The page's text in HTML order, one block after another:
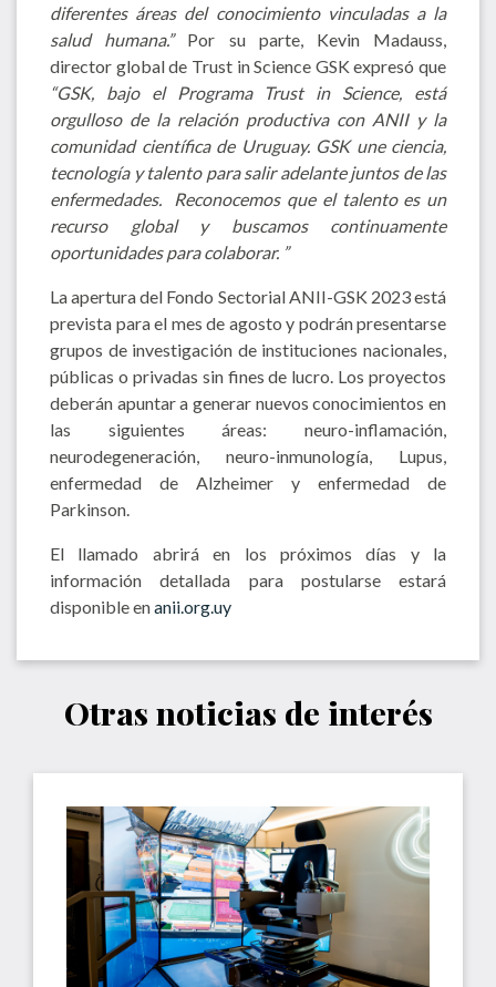
diferentes áreas del conocimiento vinculadas a la
salud humana.”Por su parte, Kevin Madauss,
director global de Trust in Science GSK expresó que
“GSK, bajo el Programa Trust in Science, está
orgulloso de la relación productiva con ANII y la
comunidad científica de Uruguay. GSK une ciencia,
tecnología y talento para salir adelante juntos de las
enfermedades. Reconocemos que el talento es un
recurso global y buscamos continuamente
oportunidades para colaborar. ”
La apertura del Fondo Sectorial ANII-GSK 2023 está
prevista para el mes de agosto y podrán presentarse
grupos de investigación de instituciones nacionales,
públicas o privadas sin fines de lucro. Los proyectos
deberán apuntar a generar nuevos conocimientos en
las siguientes áreas: neuro-inflamación,
neurodegeneración, neuro-inmunología, Lupus,
enfermedad de Alzheimer y enfermedad de
Parkinson.
El llamado abrirá en los próximos días y la
información detallada para postularse estará
disponible enanii.org.uy
Otras noticias de interés